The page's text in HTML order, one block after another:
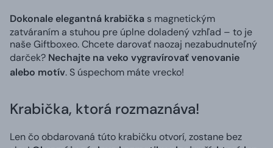
Dokonale elegantná krabička s magnetickým
zatváraním a stuhou pre úplne doladený vzhľad – to je
naše Giftboxeo. Chcete darovať naozaj nezabudnuteľný
darček? Nechajte na veko vygravírovať venovanie
alebo motív. S úspechom máte vrecko!
Krabička, ktorá rozmaznáva!
Len čo obdarovaná túto krabičku otvorí, zostane bez